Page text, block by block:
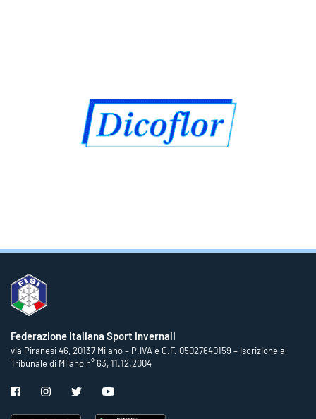
Federazione Italiana Sport Invernali
via Piranesi 46, 20137 Milano – P.IVA e C.F. 05027640159 – Iscrizione al
Tribunale di Milano n° 63, 11.12.2004